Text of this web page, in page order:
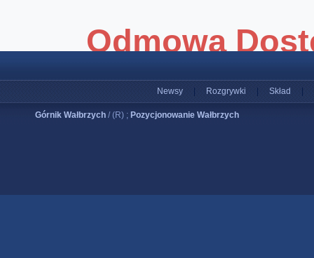
Newsy Rozgrywki Skład
Górnik Wałbrzych / (R) ; Pozycjonowanie Wałbrzych